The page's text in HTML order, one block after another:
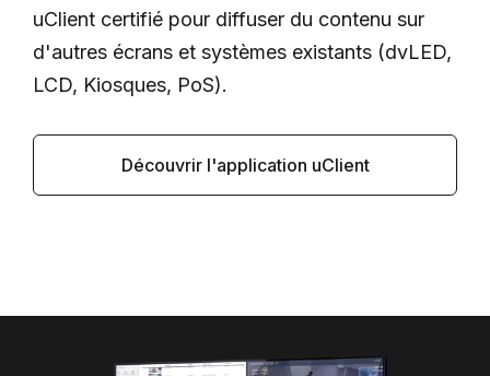
uClient certifié pour diffuser du contenu sur
d'autres écrans et systèmes existants (dvLED,
LCD, Kiosques, PoS).
Découvrir l'application uClient